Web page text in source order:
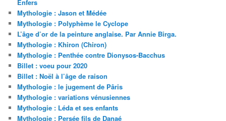
Enfers
Mythologie : Jason et Médée
Mythologie : Polyphème le Cyclope
L’âge d’or de la peinture anglaise. Par Annie Birga.
Mythologie : Khiron (Chiron)
Mythologie : Penthée contre Dionysos-Bacchus
Billet : voeu pour 2020
Billet : Noël à l’âge de raison
Mythologie : le jugement de Pâris
Mythologie : variations vénusiennes
Mythologie : Léda et ses enfants
Mythologie : Persée fils de Danaé